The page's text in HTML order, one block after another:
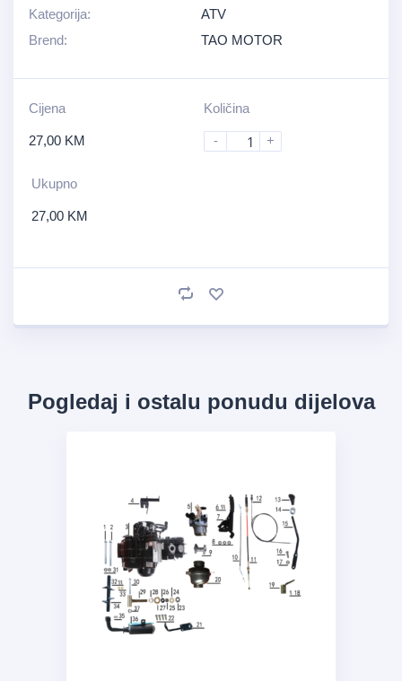
Kategorija:
ATV
Brend:
TAO MOTOR
Cijena
27,00 KM
Količina
- +
Ukupno
27,00 KM
Pogledaj i ostalu ponudu dijelova